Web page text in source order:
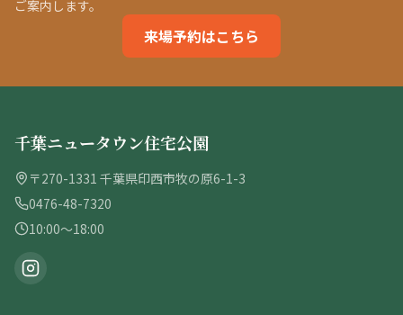
ご案内します。
来場予約はこちら
千葉ニュータウン住宅公園
〒270-1331 千葉県印西市牧の原6-1-3
0476-48-7320
10:00〜18:00